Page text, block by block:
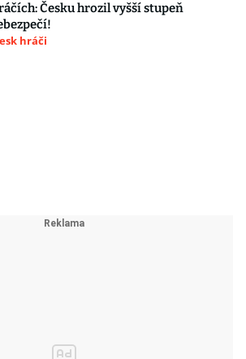
Česku hrozil vyšší stupeň
hráči